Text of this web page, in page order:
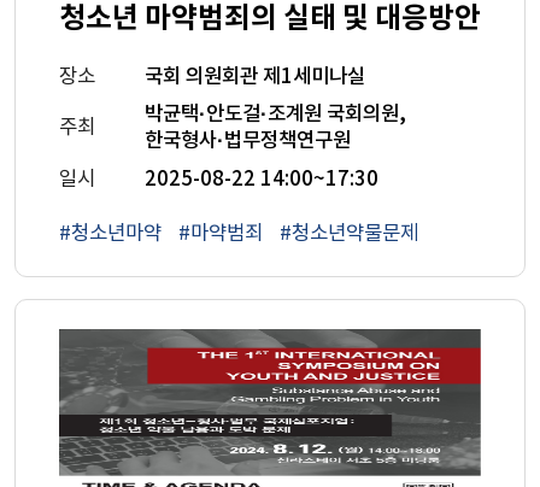
청소년 마약범죄의 실태 및 대응방안
장소 국회 의원회관 제1세미나실
주최
박균택·안도걸·조계원 국회의원,
한국형사·법무정책연구원
일시
2025-08-22 14:00~17:30
#청소년마약 #마약범죄 #청소년약물문제